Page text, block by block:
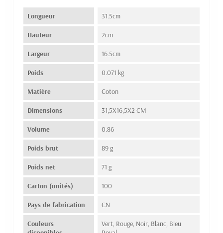
Longueur 31.5cm
Hauteur 2cm
Largeur 16.5cm
Poids 0.071 kg
Matière Coton
Dimensions 31,5X16,5X2 CM
Volume 0.86
Poids brut 89 g
Poids net 71 g
Carton (unités) 100
Pays de fabrication CN
Couleurs
Vert, Rouge, Noir, Blanc, Bleu